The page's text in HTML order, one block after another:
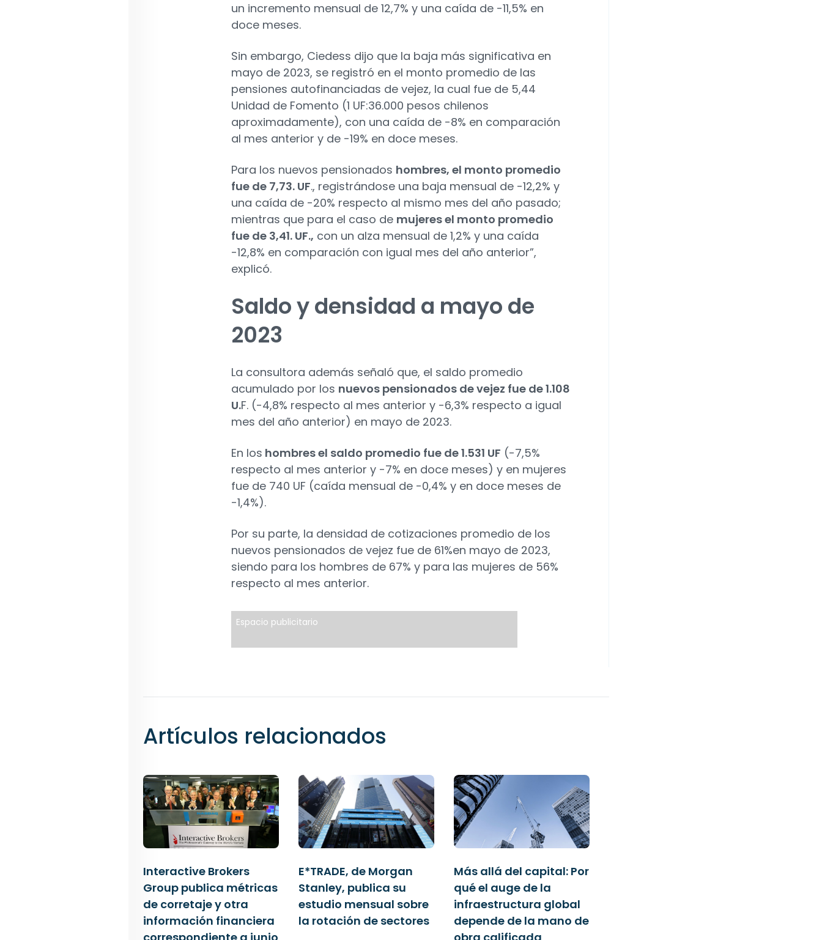
un incremento mensual de 12,7% y una caída de -11,5% en
doce meses.
Sin embargo, Ciedess dijo que la baja más significativa en
mayo de 2023, se registró en el monto promedio de las
pensiones autofinanciadas de vejez, la cual fue de 5,44
Unidad de Fomento (1 UF:36.000 pesos chilenos
aproximadamente), con una caída de -8% en comparación
al mes anterior y de -19% en doce meses.
Para los nuevos pensionados hombres, el monto promedio
fue de 7,73. UF., registrándose una baja mensual de -12,2% y
una caída de -20% respecto al mismo mes del año pasado;
mientras que para el caso de mujeres el monto promedio
fue de 3,41. UF., con un alza mensual de 1,2% y una caída
-12,8% en comparación con igual mes del año anterior”,
explicó.
Saldo y densidad a mayo de
2023
La consultora además señaló que, el saldo promedio
acumulado por los nuevos pensionados de vejez fue de 1.108
U.F. (-4,8% respecto al mes anterior y -6,3% respecto a igual
mes del año anterior) en mayo de 2023.
En los hombres el saldo promedio fue de 1.531 UF (-7,5%
respecto al mes anterior y -7% en doce meses) y en mujeres
fue de 740 UF (caída mensual de -0,4% y en doce meses de
-1,4%).
Por su parte, la densidad de cotizaciones promedio de los
nuevos pensionados de vejez fue de 61%en mayo de 2023,
siendo para los hombres de 67% y para las mujeres de 56%
respecto al mes anterior.
Espacio publicitario
Artículos relacionados
Interactive Brokers
Group publica métricas
de corretaje y otra
información financiera
E*TRADE, de Morgan
Stanley, publica su
estudio mensual sobre
la rotación de sectores
Más allá del capital: Por
qué el auge de la
infraestructura global
depende de la mano de